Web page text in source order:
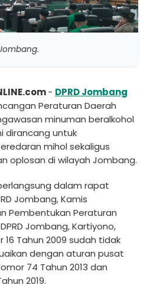
- DPRD Jombang
Peraturan Daerah
minuman beralkohol
dirancang untuk
mihol sekaligus
oplosan di wilayah Jombang.
dalam rapat
Jombang, Kamis
Pembentukan Peraturan
Jombang, Kartiyono,
Tahun 2009 sudah tidak
dengan aturan pusat
74 Tahun 2013 dan
2019.